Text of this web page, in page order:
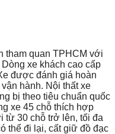
tham quan TPHCM với
Dòng xe khách cao cấp
được đánh giá hoàn
hành. Nội thất xe
bị theo tiêu chuẩn quốc
xe 45 chỗ thích hợp
từ 30 chỗ trở lên, tối đa
thể đi lại, cất giữ đồ đạc